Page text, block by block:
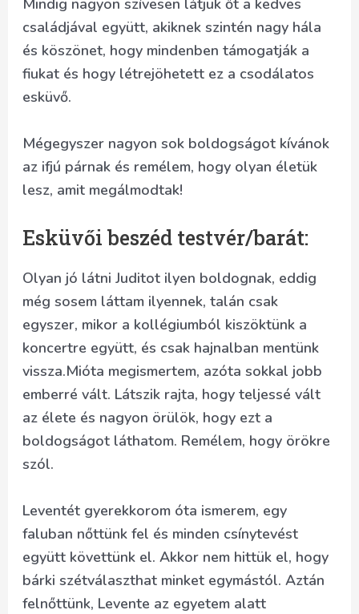
Mindig nagyon szívesen látjuk őt a kedves
családjával együtt, akiknek szintén nagy hála
és köszönet, hogy mindenben támogatják a
fiukat és hogy létrejöhetett ez a csodálatos
esküvő.
Mégegyszer nagyon sok boldogságot kívánok
az ifjú párnak és remélem, hogy olyan életük
lesz, amit megálmodtak!
Esküvői beszéd testvér/barát:
Olyan jó látni Juditot ilyen boldognak, eddig
még sosem láttam ilyennek, talán csak
egyszer, mikor a kollégiumból kiszöktünk a
koncertre együtt, és csak hajnalban mentünk
vissza.Mióta megismertem, azóta sokkal jobb
emberré vált. Látszik rajta, hogy teljessé vált
az élete és nagyon örülök, hogy ezt a
boldogságot láthatom. Remélem, hogy örökre
szól.
Leventét gyerekkorom óta ismerem, egy
faluban nőttünk fel és minden csínytevést
együtt követtünk el. Akkor nem hittük el, hogy
bárki szétválaszthat minket egymástól. Aztán
felnőttünk, Levente az egyetem alatt